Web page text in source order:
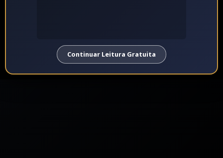
Continuar Leitura Gratuita